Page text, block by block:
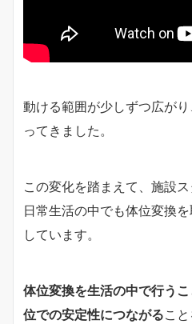
動ける範囲が少しずつ広が
ってきました。
この変化を踏まえて、施設ス
日常生活の中でも体位変換
しています。
体位変換を生活の中で行う
位での安定性につながるこ